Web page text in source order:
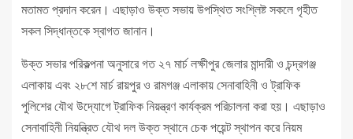
মতামত প্রদান করেন। এছাড়াও উক্ত সভায় উপস্থিত সংশ্লিষ্ট সকলে গৃহীত
সকল সিদ্ধান্তকে স্বাগত জানান।
উক্ত সভার পরিকল্পনা অনুসারে গত ২৭ মার্চ লক্ষীপুর জেলার মান্দারী ও চন্দ্রগঞ্জ
এলাকায় এবং ২৮শে মার্চ রায়পুর ও রামগঞ্জ এলাকায় সেনাবাহিনী ও ট্রাফিক
পুলিশের যৌথ উদ্যোগে ট্রাফিক নিয়ন্ত্রণ কার্যক্রম পরিচালনা করা হয়। এছাড়াও
সেনাবাহিনী নিয়ন্ত্রিত যৌথ দল উক্ত স্থানে চেক পয়েন্ট স্থাপন করে নিয়ম